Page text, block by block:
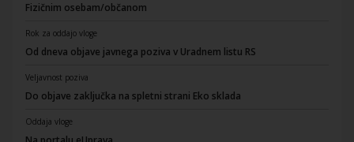
Fizičnim osebam/občanom
Rok za oddajo vloge
Od dneva objave javnega poziva v Uradnem listu RS
Veljavnost poziva
Do objave zaključka na spletni strani Eko sklada
Oddaja vloge